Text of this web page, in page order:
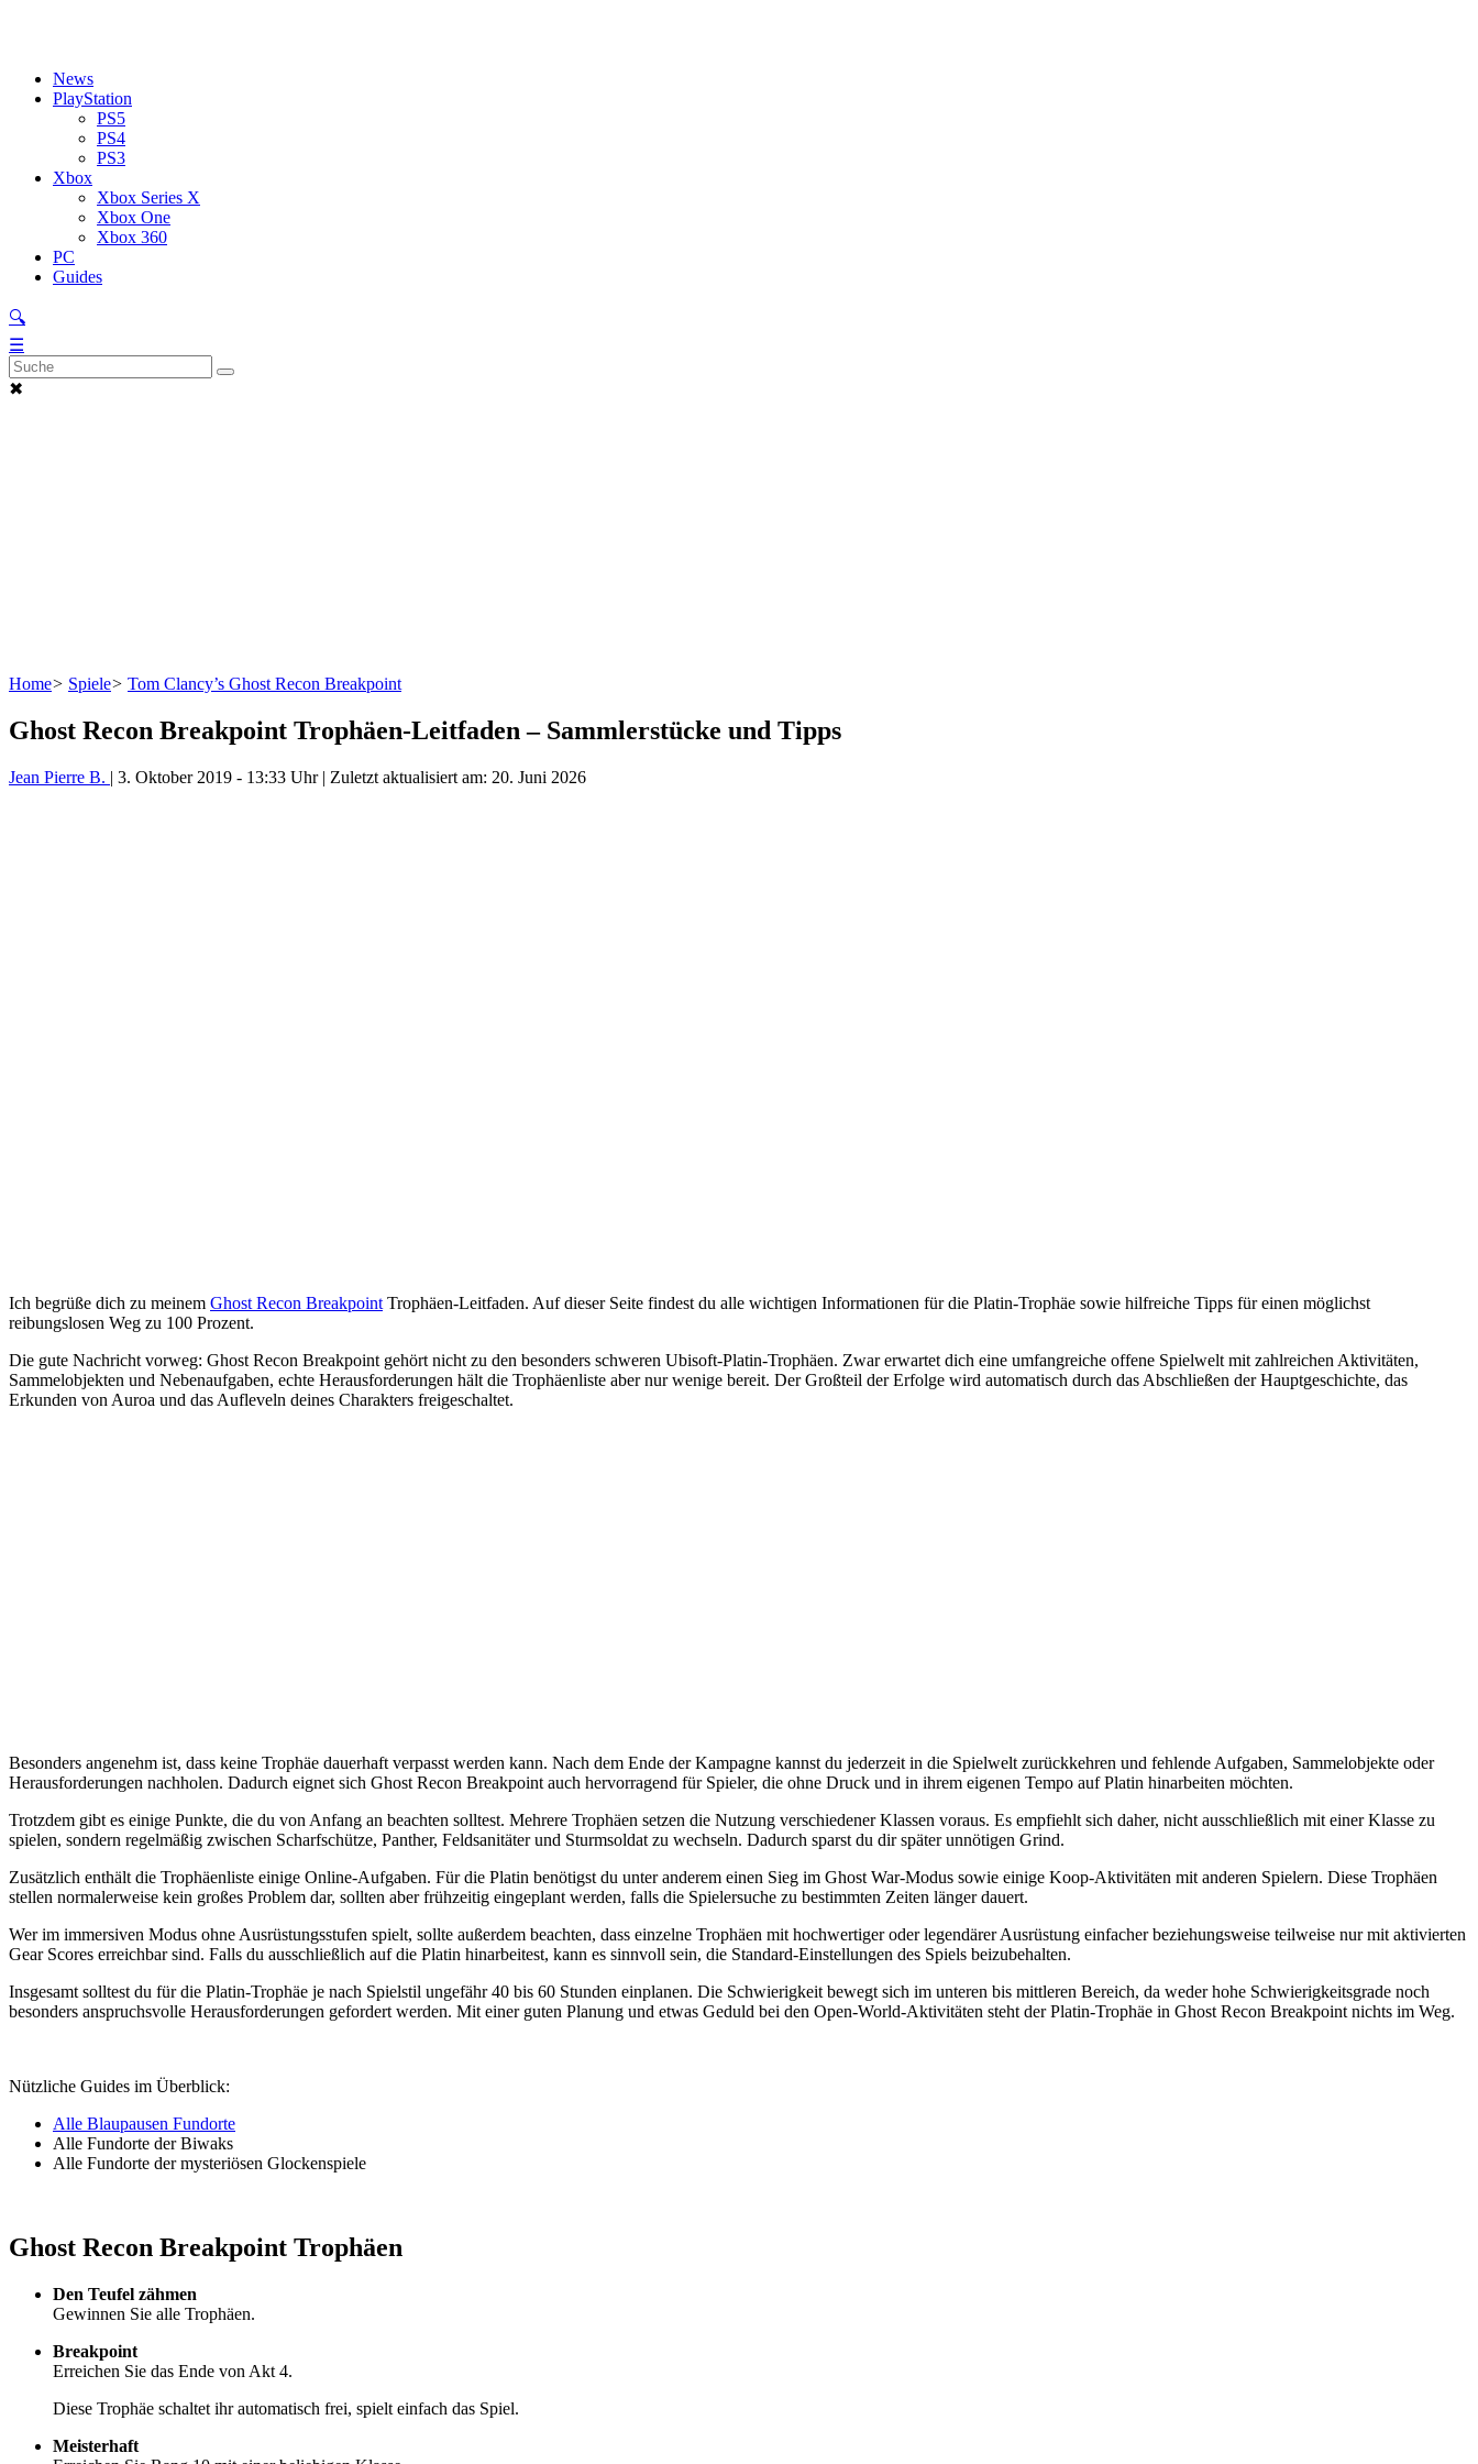
News
PlayStation
PS5
PS4
PS3
Xbox
Xbox Series X
Xbox One
Xbox 360
PC
Guides
🔍
☰
✖
Home> Spiele> Tom Clancy’s Ghost Recon Breakpoint
Ghost Recon Breakpoint Trophäen-Leitfaden – Sammlerstücke und Tipps
Jean Pierre B. | 3. Oktober 2019 - 13:33 Uhr| Zuletzt aktualisiert am: 20. Juni 2026
Ich begrüße dich zu meinem Ghost Recon Breakpoint Trophäen-Leitfaden. Auf dieser Seite findest du alle wichtigen Informationen für die Platin-Trophäe sowie hilfreiche Tipps für einen möglichst
reibungslosen Weg zu 100 Prozent.
Die gute Nachricht vorweg: Ghost Recon Breakpoint gehört nicht zu den besonders schweren Ubisoft-Platin-Trophäen. Zwar erwartet dich eine umfangreiche offene Spielwelt mit zahlreichen Aktivitäten,
Sammelobjekten und Nebenaufgaben, echte Herausforderungen hält die Trophäenliste aber nur wenige bereit. Der Großteil der Erfolge wird automatisch durch das Abschließen der Hauptgeschichte, das
Erkunden von Auroa und das Aufleveln deines Charakters freigeschaltet.
Besonders angenehm ist, dass keine Trophäe dauerhaft verpasst werden kann. Nach dem Ende der Kampagne kannst du jederzeit in die Spielwelt zurückkehren und fehlende Aufgaben, Sammelobjekte oder
Herausforderungen nachholen. Dadurch eignet sich Ghost Recon Breakpoint auch hervorragend für Spieler, die ohne Druck und in ihrem eigenen Tempo auf Platin hinarbeiten möchten.
Trotzdem gibt es einige Punkte, die du von Anfang an beachten solltest. Mehrere Trophäen setzen die Nutzung verschiedener Klassen voraus. Es empfiehlt sich daher, nicht ausschließlich mit einer Klasse zu
spielen, sondern regelmäßig zwischen Scharfschütze, Panther, Feldsanitäter und Sturmsoldat zu wechseln. Dadurch sparst du dir später unnötigen Grind.
Zusätzlich enthält die Trophäenliste einige Online-Aufgaben. Für die Platin benötigst du unter anderem einen Sieg im Ghost War-Modus sowie einige Koop-Aktivitäten mit anderen Spielern. Diese Trophäen
stellen normalerweise kein großes Problem dar, sollten aber frühzeitig eingeplant werden, falls die Spielersuche zu bestimmten Zeiten länger dauert.
Wer im immersiven Modus ohne Ausrüstungsstufen spielt, sollte außerdem beachten, dass einzelne Trophäen mit hochwertiger oder legendärer Ausrüstung einfacher beziehungsweise teilweise nur mit aktivierten
Gear Scores erreichbar sind. Falls du ausschließlich auf die Platin hinarbeitest, kann es sinnvoll sein, die Standard-Einstellungen des Spiels beizubehalten.
Insgesamt solltest du für die Platin-Trophäe je nach Spielstil ungefähr 40 bis 60 Stunden einplanen. Die Schwierigkeit bewegt sich im unteren bis mittleren Bereich, da weder hohe Schwierigkeitsgrade noch
besonders anspruchsvolle Herausforderungen gefordert werden. Mit einer guten Planung und etwas Geduld bei den Open-World-Aktivitäten steht der Platin-Trophäe in Ghost Recon Breakpoint nichts im Weg.
Nützliche Guides im Überblick:
Alle Blaupausen Fundorte
Alle Fundorte der Biwaks
Alle Fundorte der mysteriösen Glockenspiele
Ghost Recon Breakpoint Trophäen
Den Teufel zähmen
Gewinnen Sie alle Trophäen.
Breakpoint
Erreichen Sie das Ende von Akt 4.
Diese Trophäe schaltet ihr automatisch frei, spielt einfach das Spiel.
Meisterhaft